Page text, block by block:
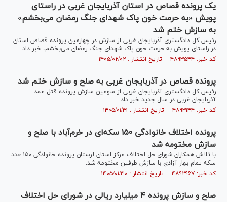
یک پرونده قصاص در استان آذربایجان غربی در راستای
پویش «به حرمت خون پاک شهدای جنگ رمضان می‌بخشم»
به سازش ختم شد
رئیس کل دادگستری آذربایجان غربی از سازش در چهارمین پرونده قصاص استان
در راستای پویش به حرمت خون پاک شهدای جنگ رمضان می‌بخشم، خبر داد.
کد خبر: ۴۸۹۳۵۴۴ تاریخ انتشار : ۱۴۰۵/۰۲/۰۲
پرونده قصاص در آذربایجان غربی به صلح و سازش ختم شد
رئیس کل دادگستری آذربایجان غربی از سومین سازش پرونده قتل عمد
آذربایجان غربی در سال جدید خبر داد.
کد خبر: ۴۸۹۳۱۴۴ تاریخ انتشار : ۱۴۰۵/۰۱/۳۱
پرونده اختلاف خانوادگی ۱۵۰ سکه‌ای در خرم‌آباد با صلح و
سازش مختومه شد
با تلاش همکاران شورای حل اختلاف مرکز استان لرستان پرونده خانوادگی ۱۵۰ عدد
سکه تمام بهار آزادی با سازش طرفین مختومه شد.
کد خبر: ۴۸۹۲۹۶۷ تاریخ انتشار : ۱۴۰۵/۰۱/۳۰
صلح و سازش پرونده ۴ میلیارد ریالی در شورای حل اختلاف